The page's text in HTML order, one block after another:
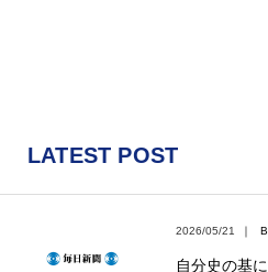
LATEST POST
2026/05/21 ｜
自分史の基